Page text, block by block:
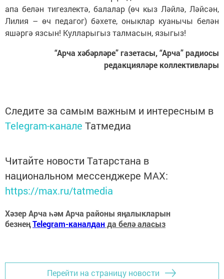
апа белән тигезлектә, балалар (өч кыз Ләйлә, Ләйсән,
Лилия – өч педагог) бәхете, оныклар куанычы белән
яшәргә язсын! Кулларыгыз талмасын, языгыз!
“Арча хәбәрләре” газетасы, “Арча” радиосы
редакцияләре коллективлары
Следите за самым важным и интересным в
Telegram-канале Татмедиа
Читайте новости Татарстана в
национальном мессенджере MАХ:
https://max.ru/tatmedia
Хәзер Арча һәм Арча районы яңалыкларын
безнеңTelegram-каналданда белә аласыз
Перейти на страницу новости